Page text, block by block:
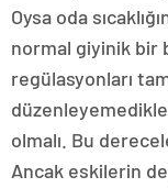
Oysa oda
normal giyinik bir
regülasyonları
olmalı. Bu
Ancak eskilerin